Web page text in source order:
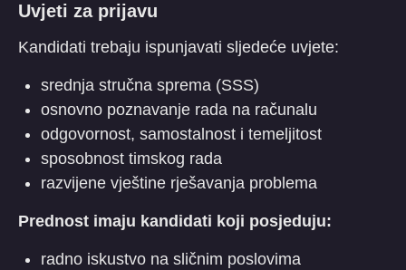
Uvjeti za prijavu
Kandidati trebaju ispunjavati sljedeće uvjete:
srednja stručna sprema (SSS)
osnovno poznavanje rada na računalu
odgovornost, samostalnost i temeljitost
sposobnost timskog rada
razvijene vještine rješavanja problema
Prednost imaju kandidati koji posjeduju:
radno iskustvo na sličnim poslovima